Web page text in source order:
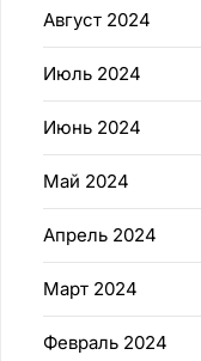
Август 2024
Июль 2024
Июнь 2024
Май 2024
Апрель 2024
Март 2024
Февраль 2024